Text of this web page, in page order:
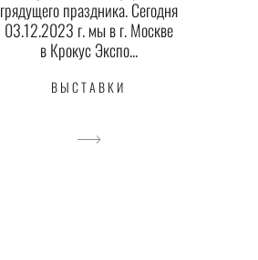
грядущего праздника. Сегодня
03.12.2023 г. мы в г. Москве
в Крокус Экспо...
ВЫСТАВКИ